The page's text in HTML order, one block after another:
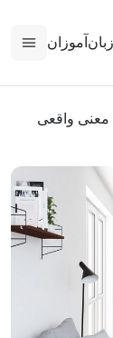
معنی واقعی